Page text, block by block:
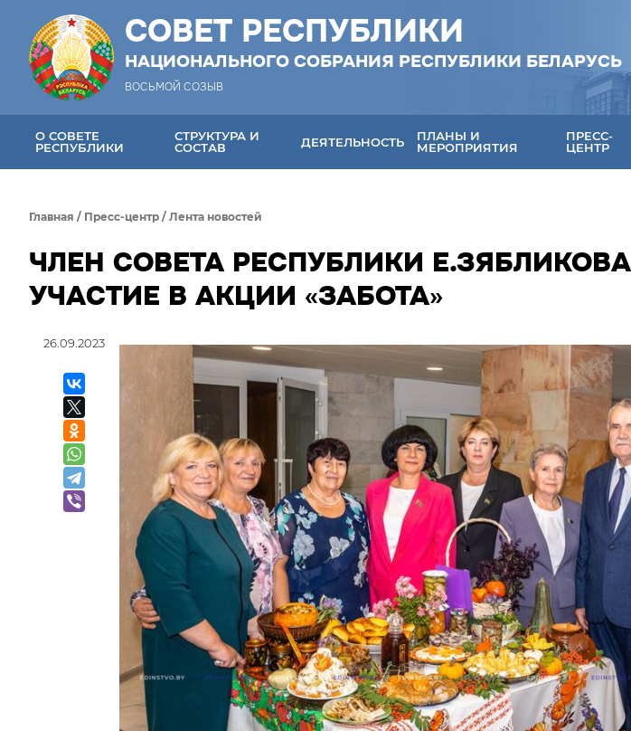
СОВЕТ РЕСПУБЛИКИ
НАЦИОНАЛЬНОГО СОБРАНИЯ РЕСПУБЛИКИ БЕЛАРУСЬ
ВОСЬМОЙ СОЗЫВ
О СОВЕТЕ
РЕСПУБЛИКИ
СТРУКТУРА И
СОСТАВ
ДЕЯТЕЛЬНОСТЬ
ПЛАНЫ И
МЕРОПРИЯТИЯ
ПРЕСС-
ЦЕНТР
Главная / Пресс-центр / Лента новостей
ЧЛЕН СОВЕТА РЕСПУБЛИКИ
УЧАСТИЕ В АКЦИИ «ЗАБОТА»
26.09.2023